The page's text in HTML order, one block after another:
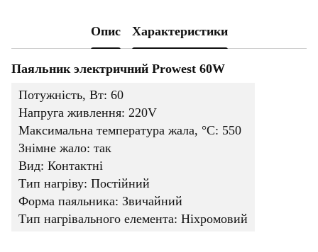
Опис Характеристики
Паяльник электричний Prowest 60W
Потужність, Вт: 60
Напруга живлення: 220V
Максимальна температура жала, °C: 550
Знімне жало: так
Вид: Контактні
Тип нагріву: Постійний
Форма паяльника: Звичайний
Тип нагрівального елемента: Ніхромовий